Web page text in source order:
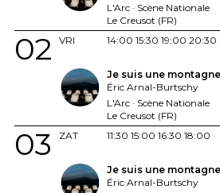
L'Arc · Scène Nationale
Le Creusot (FR)
VRI
02 14:00 15:30 19:00 20:30
Je suis une montagne
Éric Arnal-Burtschy
L'Arc · Scène Nationale
Le Creusot (FR)
ZAT
03 11:30 15:00 16:30 18:00
Je suis une montagne
Éric Arnal-Burtschy